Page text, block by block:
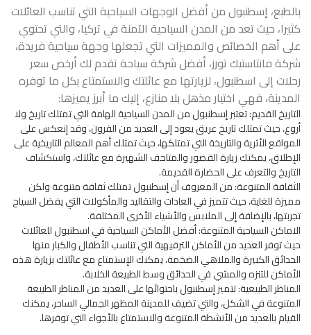
بالطبع، إسطنبول من أفضل الوجهات السياحية التي تناسب العائلات
كثيرا، حيث تعد من المدن السياحية الآمنة في تركيا، والتي تحتوي
على أهم الخصائص والمميزات التي تجعلها وجهة سياحية فريدة،
شركة فانتاستيك تورز، أفضل شركة سياحة تقدم لك أرخص سعر
رحلات إلى اسطنبول، لزيارتها مع عائلتك والاستمتاع بكل ما توفره
المدينة، فهي اختيار مذهل بلا منازع، إليك ما أبرز يميزها:
التاريخ القديم: تعتبر إسطنبول من المدن السياحية الهامة التي تمتلك تاريخ ولا
أروع، حيث تمتلك تاريخ عريق يعود إلى العديد من القرون، وقد إنعكس على
المواقع الأثرية والتاريخة التي تمتلكها، حيث تمتلك أهم المعالم التاريخية على
الإطلاق، يمكنك زيارة القصور والمتاحف الشهيرة مع عائلتك، واستكشاف
التاريخ والتعرف على الحضارة القديمة.
الثقافة المتنوعة: من المعروف أن إسطنبول تمتلك ثقافة متنوعة ولكن
مميزة للغاية، حيث تتميز في العادات والتقاليد والمأكولات التي يفضل السياح
تجربتها، بالإضافة إلى الملابس والأشياء الأخرى المختلفة.
الاماكن السياحية المتنوعة: أفضل الأماكن السياحية في اسطنبول للعائلات
حيث توفر العديد من الأماكن الترفيهية التي تناسب الأطفال والكبار منها
الحدائق الكبيرة والملاهي الضخمة، يمكنك الإستمتاع مع عائلتك بزيارة هذه
الأماكن للتنزه والمشي في الحدائق وسط الطبيعة الخلابة.
المناظر الطبيعية: تتميز إسطنبول باحتوائها على العديد من المناظر الطبيعة
المتنوعة في الشكل، والتي تضيف للمدينة المظهر الجمالي الساحر، يمكنك
القيام بالعديد من الأنشطة المتنوعة والاستمتاع بالأجواء التي توفرها.